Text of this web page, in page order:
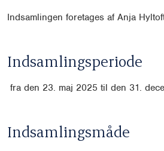
Indsamlingen foretages af Anja
Indsamlingsperiode
fra den 23. maj 2025 til den 31.
Indsamlingsmåde